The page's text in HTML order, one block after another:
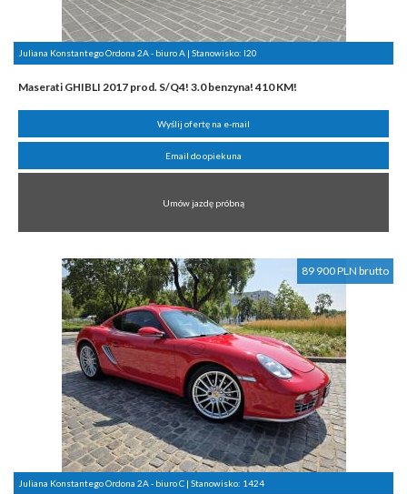
Juliana Konstantego Ordona 2A - biuro A | Stanowisko: I20
Maserati GHIBLI 2017 prod. S/Q4! 3.0 benzyna! 410 KM!
Wyślij ofertę na e-mail
Email do opiekuna
Umów jazdę próbną
89 900 PLN brutto
Juliana Konstantego Ordona 2A - biuro C | Stanowisko: 1424